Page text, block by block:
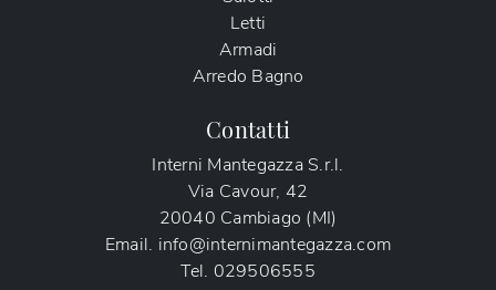
Letti
Armadi
Arredo Bagno
Contatti
Interni Mantegazza S.r.l.
Via Cavour, 42
20040 Cambiago (MI)
Email. info@internimantegazza.com
Tel. 029506555